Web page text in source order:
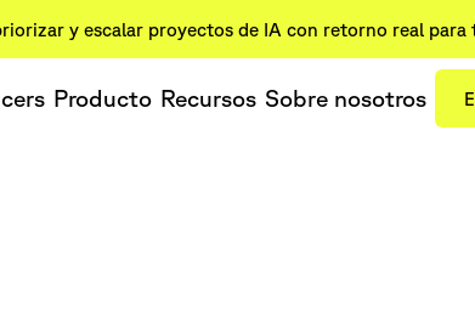
y escalar proyectos de IA con retorno real para
Producto Recursos Sobre nosotros